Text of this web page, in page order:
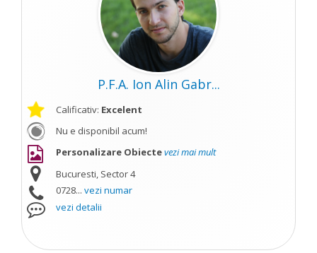
P.F.A. Ion Alin Gabr...
Calificativ: Excelent
Nu e disponibil acum!
Personalizare Obiectevezi mai mult
Bucuresti, Sector 4
0728... vezi numar
vezi detalii